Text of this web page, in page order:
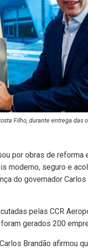
Filho, durante entrega das
por obras de reforma
moderno, seguro e
do governador
pelas CCR
gerados 200
Brandão afirmou